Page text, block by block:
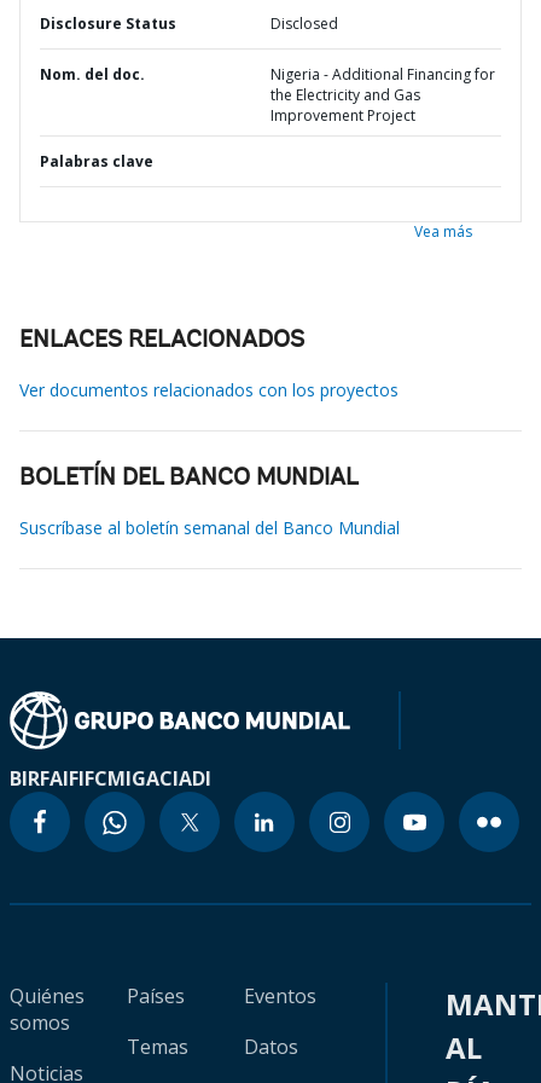
Disclosure Status Disclosed
Nom. del doc.
Nigeria - Additional Financing for
the Electricity and Gas
Improvement Project
Palabras clave
Vea más
ENLACES RELACIONADOS
Ver documentos relacionados con los proyectos
BOLETÍN DEL BANCO MUNDIAL
Suscríbase al boletín semanal del Banco Mundial
BIRFAIFIFCMIGACIADI
Quiénes
somos
Noticias
Países
Temas
Eventos
Datos
AL